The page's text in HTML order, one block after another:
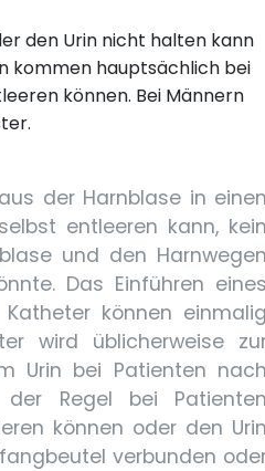
den Urin nicht halten kann
kommen hauptsächlich bei
können. Bei Männern
der Harnblase in einen
entleeren kann, kein
und den Harnwegen
Das Einführen eines
können einmalig
wird üblicherweise
Urin bei Patienten nach
der Regel bei Patienten
können oder den Urin
verbunden